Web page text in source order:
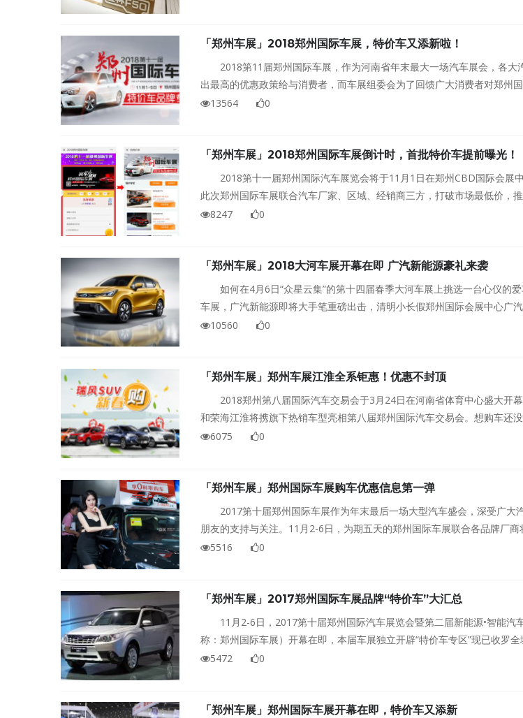
「郑州车展」2018郑州国际车展，特价车又添新啦！
2018第11届郑州国际车展，作为河南省年末最大一场汽车展会，各大
出最高的优惠政策给与消费者，而车展组委会为了回馈广大消费者对郑州
支持，展会特推出了抢特价车活动。
13564 0
「郑州车展」2018郑州国际车展倒计时，首批特价车提前曝光！
2018第十一届郑州国际汽车展览会将于11月1日在郑州CBD国际会展
此次郑州国际车展联合汽车厂家、区域、经销商三方，打破市场最低价，
享“特价车品牌专区”。现免费领取车展门票即可进入抢特价车通道。
8247 0
「郑州车展」2018大河车展开幕在即 广汽新能源豪礼来袭
如何在4月6日“众星云集”的第十四届春季大河车展上挑选一台心仪的
车展，广汽新能源即将大手笔重磅出击，清明小长假郑州国际会展中心广
限惊喜正在等着你！
10560 0
「郑州车展」郑州车展江淮全系钜惠！优惠不封顶
2018郑州第八届国际汽车交易会于3月24日在河南省体育中心盛大开
和荣海江淮将携旗下热销车型亮相第八届郑州国际汽车交易会。想购车还
千万别错过哦！
6075 0
「郑州车展」郑州国际车展购车优惠信息第一弹
2017第十届郑州国际车展作为年末最后一场大型汽车盛会，深受广大
朋友的支持与关注。11月2-6日，为期五天的郑州国际车展联合各品牌厂商
进一步扩大，以最大的诚意满足广大市民的购车需求。
5516 0
「郑州车展」2017郑州国际车展品牌“特价车”大汇总
11月2-6日，2017第十届郑州国际汽车展览会暨第二届新能源•智能汽
称：郑州国际车展）开幕在即，本届车展独立开辟“特价车专区”现已收罗全
牌，挑战价格极限，只等你来！
5472 0
「郑州车展」郑州国际车展开幕在即，特价车又添新